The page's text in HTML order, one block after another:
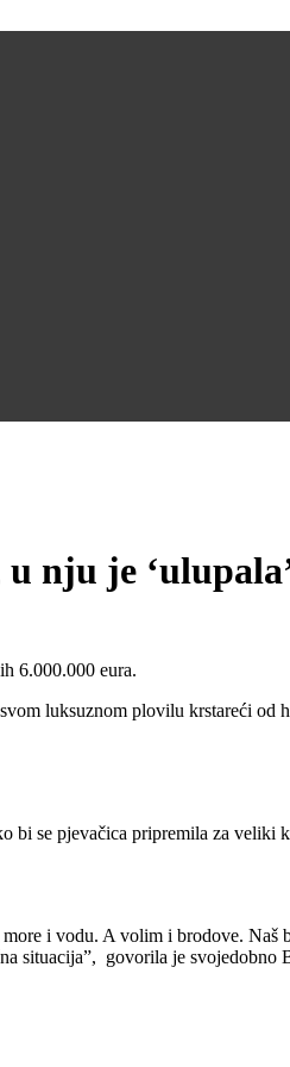
nju je
6.000.000 eura.
luksuznom plovilu krstareći od
se pjevačica pripremila za veliki
i vodu. A volim i brodove. Naš
situacija”, govorila je svojedobno